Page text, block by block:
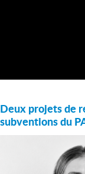
Deux projets de
subventions du